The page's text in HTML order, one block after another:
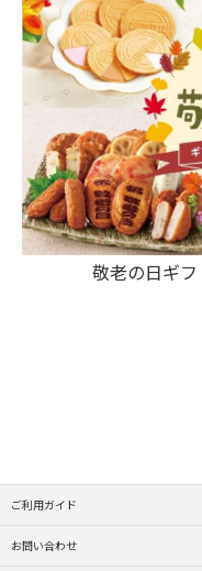
敬老の日ギ
ご利用ガイド
お問い合わせ